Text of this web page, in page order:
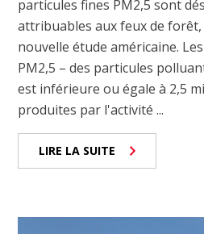
particules fines PM2,5 sont
attribuables aux feux de
nouvelle étude américaine.
PM2,5 – des particules
est inférieure ou égale à 2,5
produites par l'activité ...
LIRE LA SUITE